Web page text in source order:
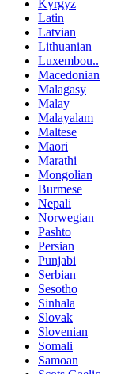
Kyrgyz
Latin
Latvian
Lithuanian
Luxembou..
Macedonian
Malagasy
Malay
Malayalam
Maltese
Maori
Marathi
Mongolian
Burmese
Nepali
Norwegian
Pashto
Persian
Punjabi
Serbian
Sesotho
Sinhala
Slovak
Slovenian
Somali
Samoan